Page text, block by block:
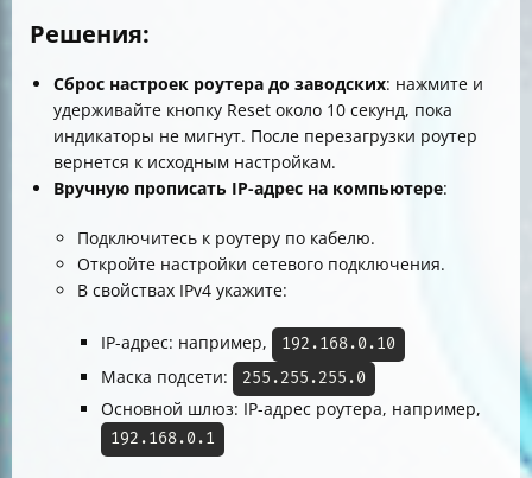
Решения:
Сброс настроек роутера до заводских: нажмите и
удерживайте кнопку Reset около 10 секунд, пока
индикаторы не мигнут. После перезагрузки роутер
вернется к исходным настройкам.
Вручную прописать IP-адрес на компьютере:
Подключитесь к роутеру по кабелю.
Откройте настройки сетевого подключения.
В свойствах IPv4 укажите:
IP-адрес: например, 192.168.0.10
Маска подсети: 255.255.255.0
Основной шлюз: IP-адрес роутера, например,
192.168.0.1